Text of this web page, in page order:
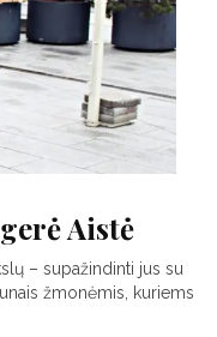
Aistė
– supažindinti jus su
žmonėmis, kuriems